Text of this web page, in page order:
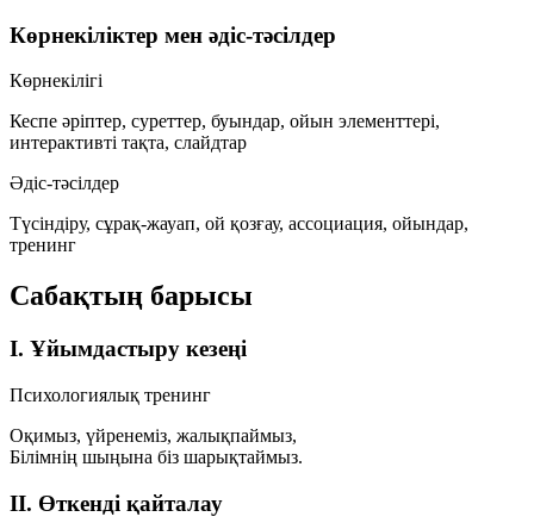
Көрнекіліктер мен әдіс-тәсілдер
Көрнекілігі
Кеспе әріптер, суреттер, буындар, ойын элементтері,
интерактивті тақта, слайдтар
Әдіс-тәсілдер
Түсіндіру, сұрақ-жауап, ой қозғау, ассоциация, ойындар,
тренинг
Сабақтың барысы
I. Ұйымдастыру кезеңі
Психологиялық тренинг
Оқимыз, үйренеміз, жалықпаймыз,
Білімнің шыңына біз шарықтаймыз.
II. Өткенді қайталау